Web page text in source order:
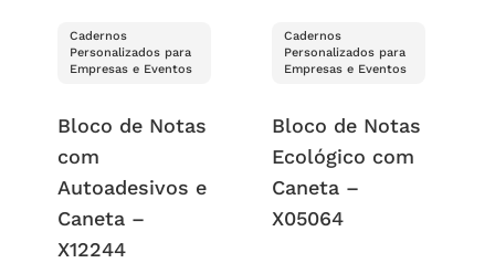
Cadernos
Personalizados para
Empresas e Eventos
Bloco de Notas
com
Autoadesivos e
Caneta –
X12244
Cadernos
Personalizados para
Empresas e Eventos
Bloco de Notas
Ecológico com
Caneta –
X05064